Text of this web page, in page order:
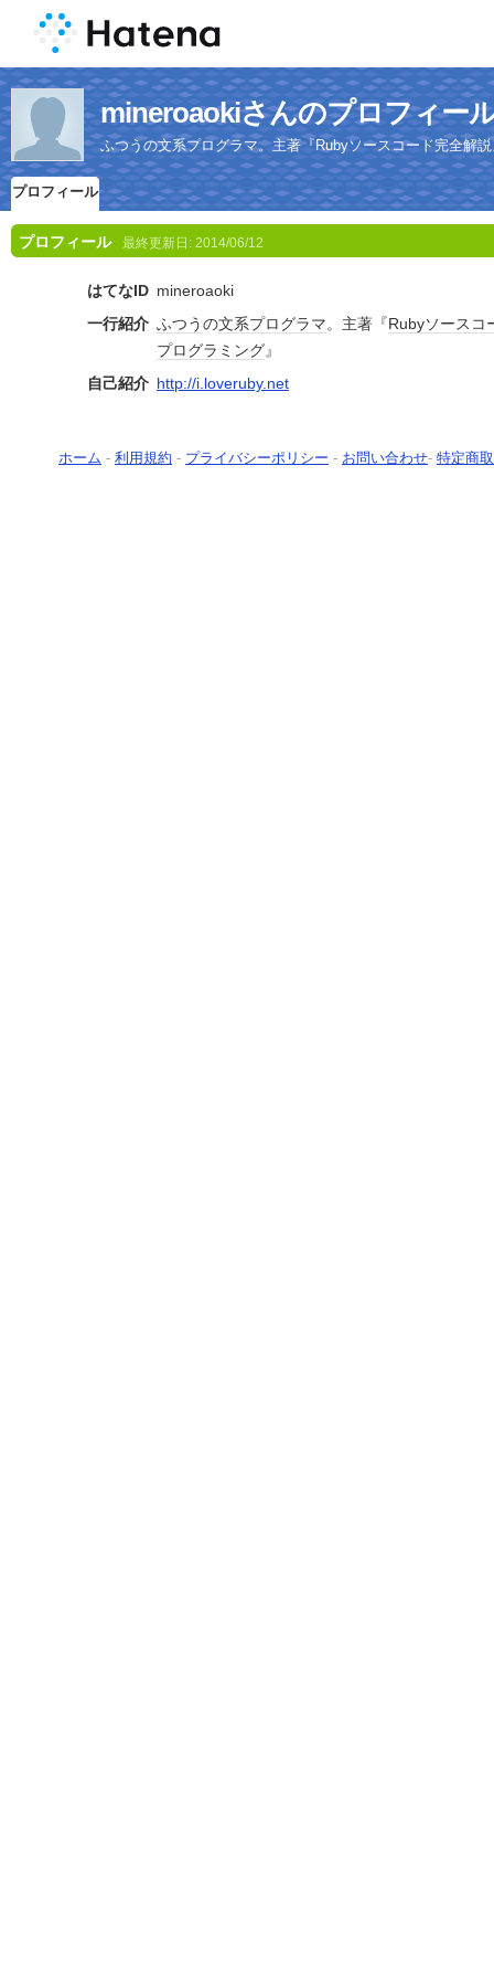
mineroaokiさんのプロフィー
ふつうの文系プログラマ。主著『Rubyソースコード完全解
プロフィール
プロフィール 最終更新日: 2014/06/12
はてなID mineroaoki
一行紹介 ふつうの文系プログラマ。主著『Rubyソースコ
プログラミング』
自己紹介 http://i.loveruby.net
ホーム - 利用規約 - プライバシーポリシー - お問い合わせ- 特定商